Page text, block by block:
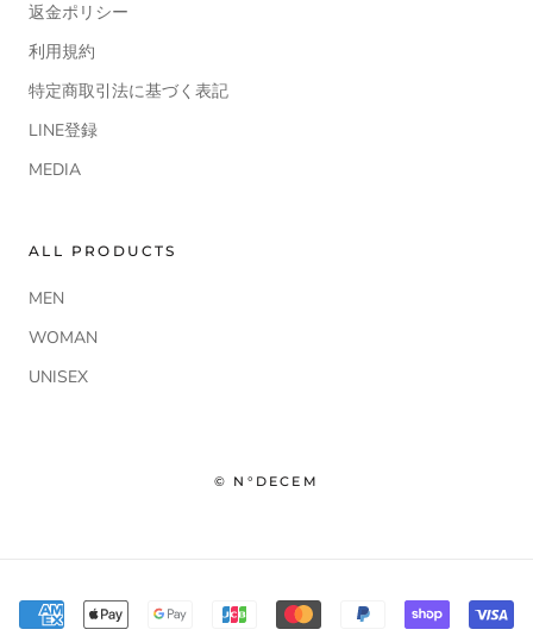
返金ポリシー
利用規約
特定商取引法に基づく表記
LINE登録
MEDIA
ALL PRODUCTS
MEN
WOMAN
UNISEX
© N°DECEM